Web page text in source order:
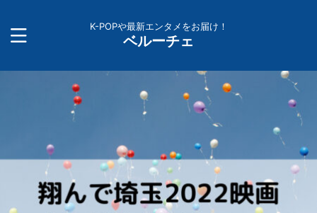
K-POPや最新エンタメをお届け！
ベルーチェ